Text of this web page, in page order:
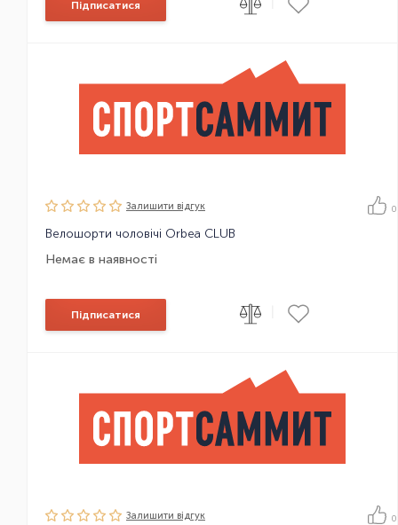
Підписатися
Залишити вiдгук 0
Велошорти чоловічі Orbea CLUB
Немає в наявності
Підписатися
Залишити вiдгук 0